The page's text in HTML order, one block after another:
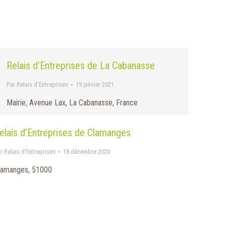
Relais d’Entreprises de La Cabanasse
Par Relais d'Entreprises 19 janvier 2021
Mairie, Avenue Lax, La Cabanasse, France
d’Entreprises de Clamanges
Relais d'Entreprises 18 décembre 2020
51000